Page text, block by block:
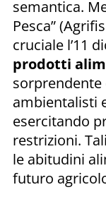
semantica.
Pesca”
cruciale l’11
prodotti
sorprendente
ambientalisti
esercitando
restrizioni.
le abitudini
futuro